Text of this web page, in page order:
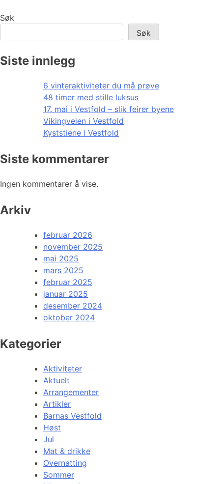
Søk
Søk
Siste innlegg
6 vinteraktiviteter du må prøve
48 timer med stille luksus
17. mai i Vestfold – slik feirer byene
Vikingveien i Vestfold
Kyststiene i Vestfold
Siste kommentarer
Ingen kommentarer å vise.
Arkiv
februar 2026
november 2025
mai 2025
mars 2025
februar 2025
januar 2025
desember 2024
oktober 2024
Kategorier
Aktiviteter
Aktuelt
Arrangementer
Artikler
Barnas Vestfold
Høst
Jul
Mat & drikke
Overnatting
Sommer